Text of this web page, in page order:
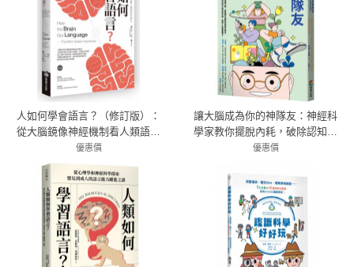
人如何學會語言？（修訂版）：
從大腦鏡像神經機制看人類語言
的演化
優惠價
79折 435元
讓大腦成為你的神隊友：神經科
學家教你擺脫內耗，破除認知偏
誤，打造更健康、更幸福的人生
優惠價